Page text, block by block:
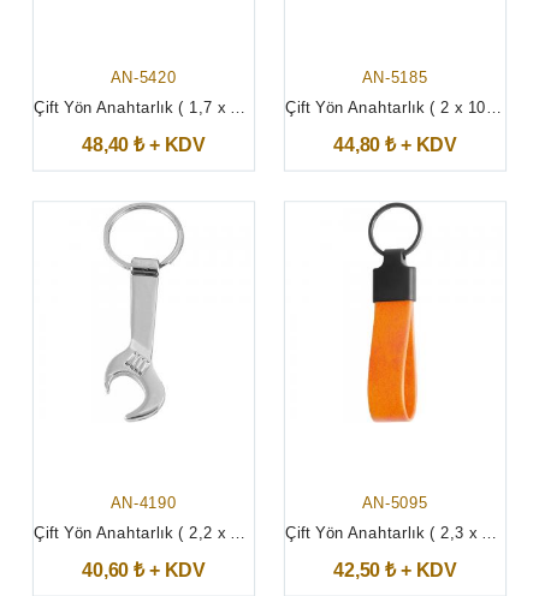
AN-5420
48,40 ₺ + KDV
AN-5185
44,80 ₺ + KDV
AN-4190
40,60 ₺ + KDV
AN-5095
42,50 ₺ + KDV